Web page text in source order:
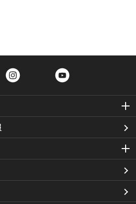
Twitter